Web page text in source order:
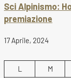
Sci Alpinismo:
premiazione
17 Aprile, 2024
L
M